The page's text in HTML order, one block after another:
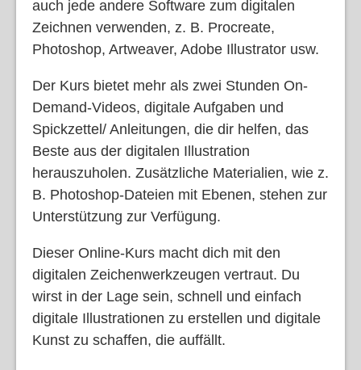
auch jede andere Software zum digitalen
Zeichnen verwenden, z. B. Procreate,
Photoshop, Artweaver, Adobe Illustrator usw.
Der Kurs bietet mehr als zwei Stunden On-
Demand-Videos, digitale Aufgaben und
Spickzettel/ Anleitungen, die dir helfen, das
Beste aus der digitalen Illustration
herauszuholen. Zusätzliche Materialien, wie z.
B. Photoshop-Dateien mit Ebenen, stehen zur
Unterstützung zur Verfügung.
Dieser Online-Kurs macht dich mit den
digitalen Zeichenwerkzeugen vertraut. Du
wirst in der Lage sein, schnell und einfach
digitale Illustrationen zu erstellen und digitale
Kunst zu schaffen, die auffällt.